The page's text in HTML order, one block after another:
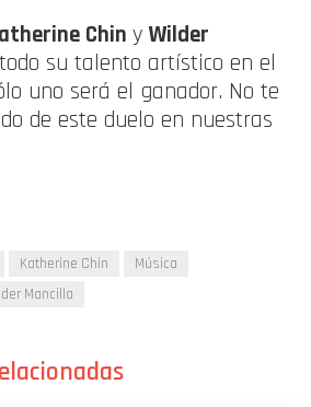
Chin y Wilder
su talento artístico en el
uno será el ganador. No te
de este duelo en nuestras
Katherine Chin
Música
Mancilla